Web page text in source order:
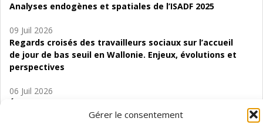
Gérer le consentement
Analyses endogènes et spatiales de l’ISADF 2025
09 Juil 2026
Regards croisés des travailleurs sociaux sur l’accueil
de jour de bas seuil en Wallonie. Enjeux, évolutions et
perspectives
06 Juil 2026
Étude d’évaluabilité des Structures
d’accompagnement à l’autocréation d’emploi (SAACE)